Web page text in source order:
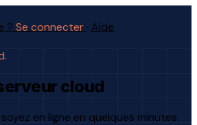
? Se connecter · Aide
cloud
en ligne en quelques minutes.